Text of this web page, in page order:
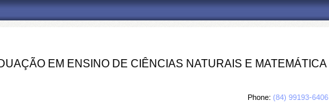
EM ENSINO DE CIÊNCIAS NATURAIS E MATEMÁTICA
Phone: (84) 99193-6406